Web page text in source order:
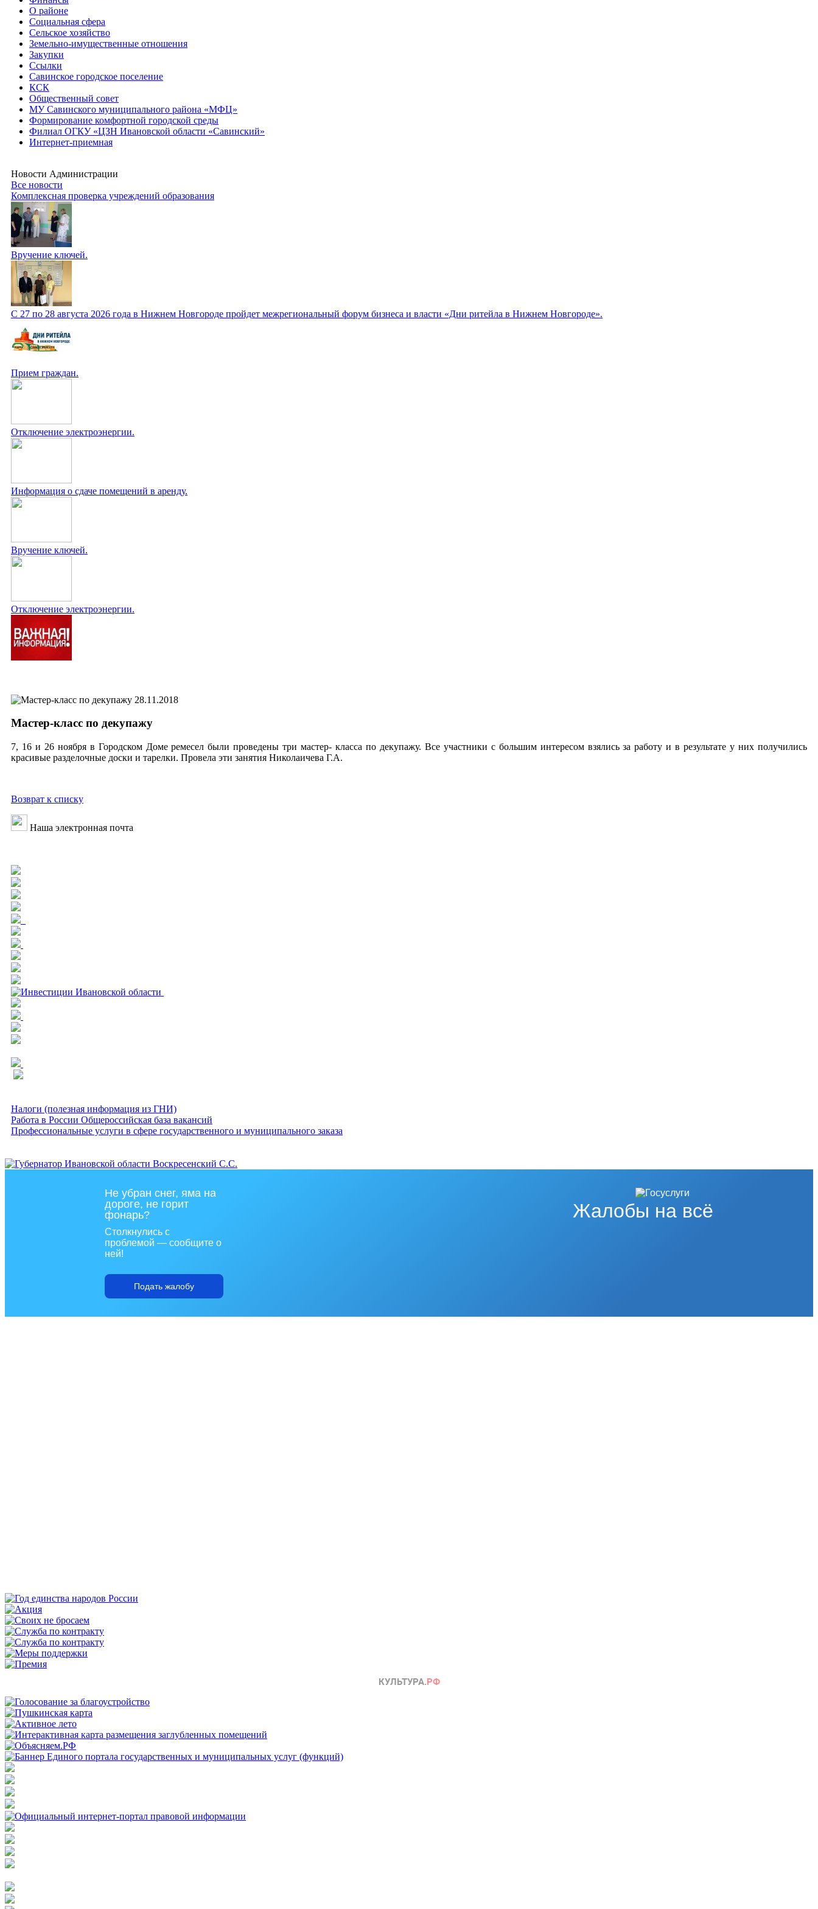
О районе
Социальная сфера
Сельское хозяйство
Земельно-имущественные отношения
Закупки
Ссылки
Савинское городское поселение
КСК
Общественный совет
МУ Савинского муниципального района «МФЦ»
Формирование комфортной городской среды
Филиал ОГКУ «ЦЗН Ивановской области «Савинский»
Интернет-приемная
Новости Администрации
Все новости
Комплексная проверка учреждений образования
Вручение ключей.
С 27 по 28 августа 2026 года в Нижнем Новгороде пройдет межрегиональный форум бизнеса и власти «Дни ритейла в Нижнем Новгороде».
Прием граждан.
Отключение электроэнергии.
Информация о сдаче помещений в аренду.
Вручение ключей.
Отключение электроэнергии.
28.11.2018
Мастер-класс по декупажу
7, 16 и 26 ноября в Городском Доме ремесел были проведены три мастер- класса по декупажу. Все участники с большим интересом взялись за работу и в результате у них получились
красивые разделочные доски и тарелки. Провела эти занятия Николаичева Г.А.
Возврат к списку
Наша электронная почта
Налоги (полезная информация из ГНИ)
Работа в России Общероссийская база вакансий
Профессиональные услуги в сфере государственного и муниципального заказа
Жалобы на всё
Не убран снег, яма на
дороге, не горит
фонарь?
Столкнулись с
проблемой — сообщите о
ней!
Подать жалобу